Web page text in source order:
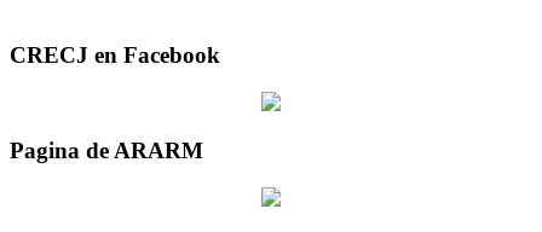
CRECJ en Facebook
Pagina de ARARM